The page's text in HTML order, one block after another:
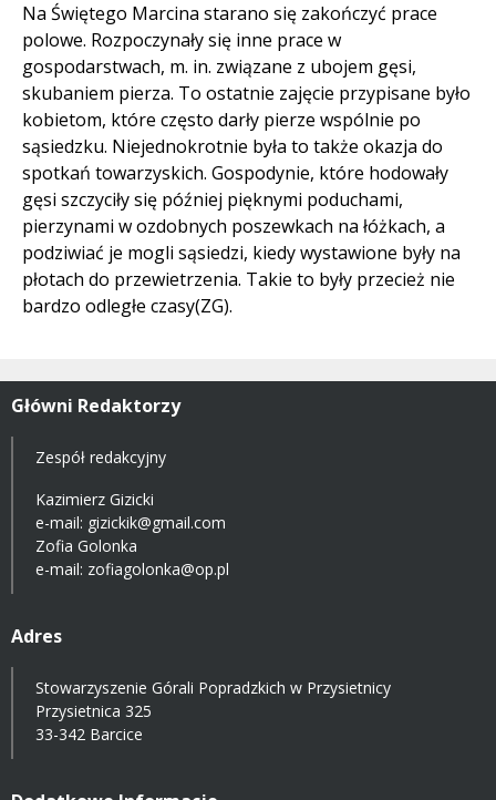
Na Świętego Marcina starano się zakończyć prace
polowe. Rozpoczynały się inne prace w
gospodarstwach, m. in. związane z ubojem gęsi,
skubaniem pierza. To ostatnie zajęcie przypisane było
kobietom, które często darły pierze wspólnie po
sąsiedzku. Niejednokrotnie była to także okazja do
spotkań towarzyskich. Gospodynie, które hodowały
gęsi szczyciły się później pięknymi poduchami,
pierzynami w ozdobnych poszewkach na łóżkach, a
podziwiać je mogli sąsiedzi, kiedy wystawione były na
płotach do przewietrzenia. Takie to były przecież nie
bardzo odległe czasy(ZG).
Główni Redaktorzy
Zespół redakcyjny
Kazimierz Gizicki
e-mail: gizickik@gmail.com
Zofia Golonka
e-mail: zofiagolonka@op.pl
Adres
Stowarzyszenie Górali Popradzkich w Przysietnicy
Przysietnica 325
33-342 Barcice